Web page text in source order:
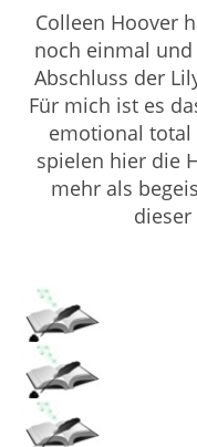
Colleen Hoover
noch einmal
Abschluss der
Für mich ist es
emotional total
spielen hier die
mehr als
dieser